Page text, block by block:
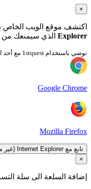
×
اكتشف موقع الويب الخاص
Explorer الذي سيمنعك من
نوصي باستخدام 1stquest مع أحد المتصفحات التالية:
Google Chrome
Mozilla Firefox
تابع مع Internet Explorer (غير مدعوم)
×
إضافة السلعة الى سلة